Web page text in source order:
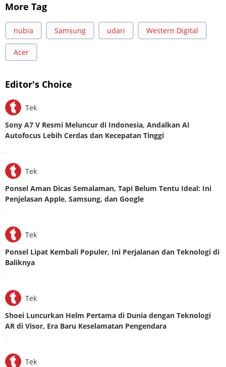
More Tag
nubia Samsung udari Western Digital
Acer
Editor's Choice
Tek
Sony A7 V Resmi Meluncur di Indonesia, Andalkan AI
Autofocus Lebih Cerdas dan Kecepatan Tinggi
.
Tek
Ponsel Aman Dicas Semalaman, Tapi Belum Tentu Ideal: Ini
Penjelasan Apple, Samsung, dan Google
.
Tek
Ponsel Lipat Kembali Populer, Ini Perjalanan dan Teknologi di
Baliknya
.
Tek
Shoei Luncurkan Helm Pertama di Dunia dengan Teknologi
AR di Visor, Era Baru Keselamatan Pengendara
.
Tek